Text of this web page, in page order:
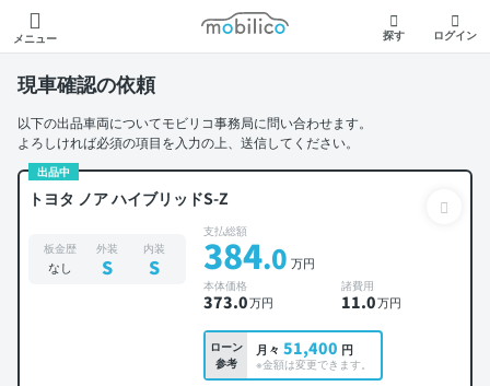
メニュー
モビリコ
探す ログイン
現車確認の依頼
以下の出品車両についてモビリコ事務局に問い合わせます。
よろしければ必須の項目を入力の上、送信してください。
出品中
トヨタ ノア ハイブリッドS-Z
板金歴
なし
外装
S
内装
S
支払総額
384.0 万円
本体価格
373.0万円
諸費用
11.0万円
ローン
参考
月々 51,400 円
※金額は変更できます。